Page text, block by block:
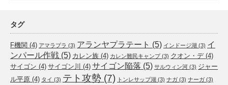
タグ
F機関 (4) アマラプラ (3) アランヤプラテート (5) インドージ湖 (3) イ
ンパール作戦 (5) カレン族 (4) カレン難民キャンプ(3) クオン・デ(4)
サイゴン (4) サイゴン川 (4) サイゴン陥落 (5) サルウィン河 (3) ジャー
ル平原 (4) タイ (3) テト攻勢 (7) トンレサップ湖 (3) ナガ (3) ナーガ (3)